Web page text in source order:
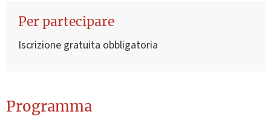
Per partecipare
Iscrizione gratuita obbligatoria
Programma